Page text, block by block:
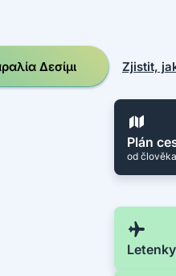
Δεσίμι Zjistit,
Plán
od
Letenky